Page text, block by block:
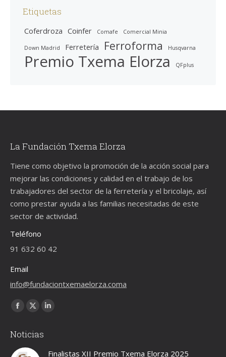
Etiquetas
Coferdroza Coinfer Comafe Comercial Minia
Down Madrid Ferretería Ferroforma Husqvarna
Premio Txema Elorza QFplus
La Fundación Txema Elorza
Tiene como objetivo la promoción de la acción social para
mejorar las condiciones y calidad en el trabajo de los
trabajadores del sector de la ferretería y el bricolaje, así
como prestar ayuda a las familias necesitadas de este
sector de actividad.
Teléfono
91 632 60 42
Email
info@fundaciontxemaelorza.coma
Encuéntranos en:
Facebook
opens
in
X
opens
in
Linkedin
in
Noticias
Finalistas XII Premio Txema Elorza 2025